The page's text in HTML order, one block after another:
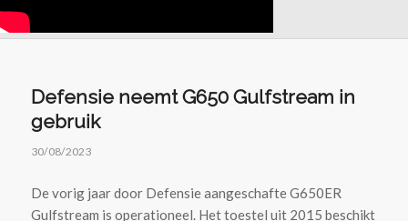
Defensie neemt G650 Gulfstream in
gebruik
30/08/2023
De vorig jaar door Defensie aangeschafte G650ER
Gulfstream is operationeel. Het toestel uit 2015 beschikt